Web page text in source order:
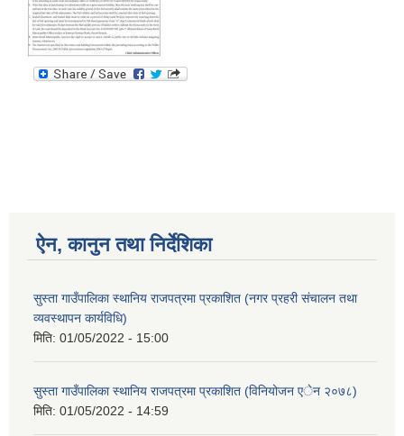
ऐन, कानुन तथा निर्देशिका
सुस्ता गाउँपालिका स्थानिय राजपत्रमा प्रकाशित (नगर प्रहरी संचालन तथा
व्यवस्थापन कार्यविधि)
मिति: 01/05/2022 - 15:00
सुस्ता गाउँपालिका स्थानिय राजपत्रमा प्रकाशित (विनियोजन एेन २०७८)
मिति: 01/05/2022 - 14:59